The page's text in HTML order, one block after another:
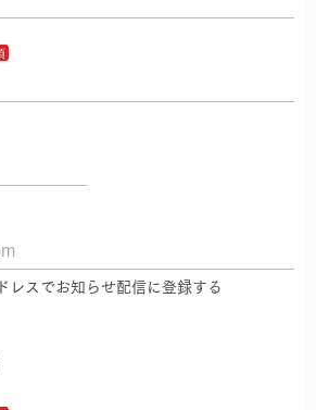
レスでお知らせ配信に登録する